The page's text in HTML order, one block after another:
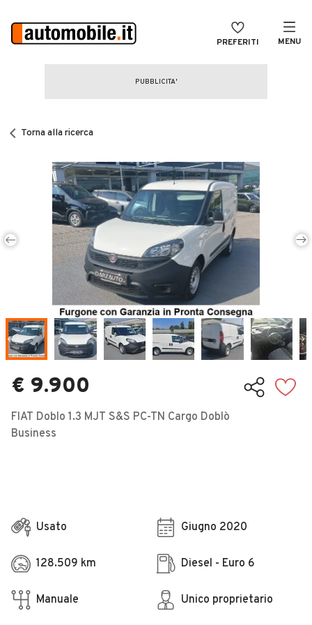
PREFERITI MENU
CERCA
Auto Nuove
Noleggio a lungo termine
Auto d'epoca
Camper
Veicoli Commerciali
Concessionari
Torna alla ricerca
€ 9.900
FIAT Doblo 1.3 MJT S&S PC-TN Cargo Doblò
Business
Usato Giugno 2020
128.509 km Diesel - Euro 6
Manuale Unico proprietario